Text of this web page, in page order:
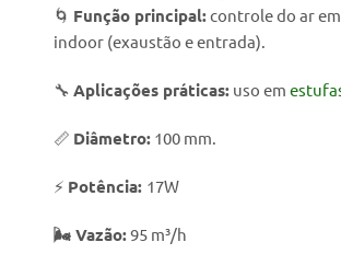
🌀 Função principal:controle do ar
indoor (exaustão e entrada).
🔧Aplicações práticas: uso em
📏 Diâmetro: 100 mm.
⚡ Potência: 17W
🌬️ Vazão:95 m³/h